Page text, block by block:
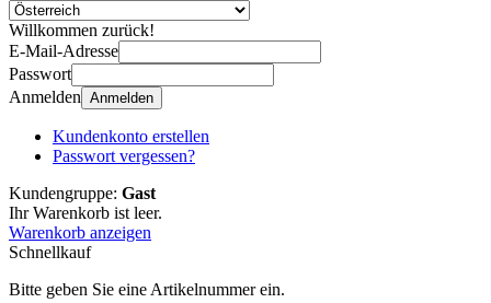
Willkommen zurück!
E-Mail-Adresse
Passwort
Anmelden Anmelden
Kundenkonto erstellen
Passwort vergessen?
Kundengruppe: Gast
Ihr Warenkorb ist leer.
Warenkorb anzeigen
Schnellkauf
Bitte geben Sie eine Artikelnummer ein.